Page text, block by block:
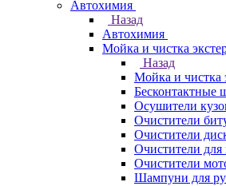
Автохимия
Назад
Автохимия
Мойка и чистка
Назад
Мойка и чистка
Бесконтактные
Осушители
Очистители
Очистители
Очистители для
Очистители
Шампуни для